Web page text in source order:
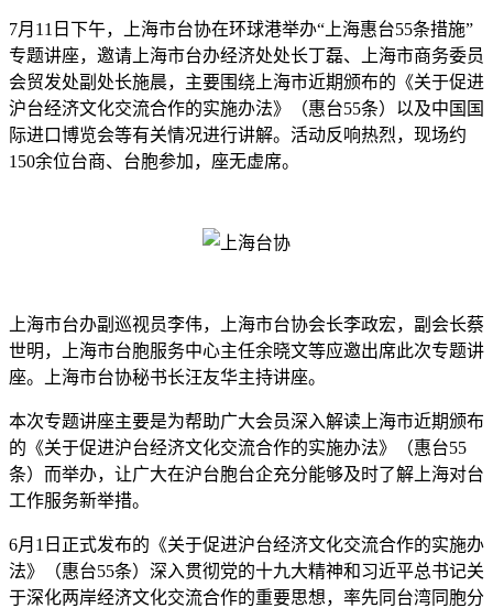
7月11日下午，上海市台协在环球港举办“上海惠台55条措施”
专题讲座，邀请上海市台办经济处处长丁磊、上海市商务委员
会贸发处副处长施晨，主要围绕上海市近期颁布的《关于促进
沪台经济文化交流合作的实施办法》（惠台55条）以及中国国
际进口博览会等有关情况进行讲解。活动反响热烈，现场约
150余位台商、台胞参加，座无虚席。
上海市台办副巡视员李伟，上海市台协会长李政宏，副会长蔡
世明，上海市台胞服务中心主任余晓文等应邀出席此次专题讲
座。上海市台协秘书长汪友华主持讲座。
本次专题讲座主要是为帮助广大会员深入解读上海市近期颁布
的《关于促进沪台经济文化交流合作的实施办法》（惠台55
条）而举办，让广大在沪台胞台企充分能够及时了解上海对台
工作服务新举措。
6月1日正式发布的《关于促进沪台经济文化交流合作的实施办
法》（惠台55条）深入贯彻党的十九大精神和习近平总书记关
于深化两岸经济文化交流合作的重要思想，率先同台湾同胞分